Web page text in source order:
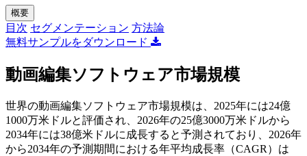
概要
目次 セグメンテーション 方法論
無料サンプルをダウンロード
動画編集ソフトウェア市場規模
世界の動画編集ソフトウェア市場規模は、2025年には24億
1000万米ドルと評価され、2026年の25億3000万米ドルから
2034年には38億米ドルに成長すると予測されており、2026年
から2034年の予測期間における年平均成長率（CAGR）は